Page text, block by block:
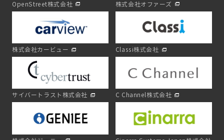
OpenStreet株式会社 株式会社オファーズ
株式会社カービュー Classi株式会社
サイバートラスト株式会社 C Channel株式会社